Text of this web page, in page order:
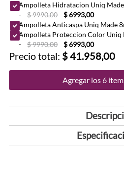
Ampolleta Hidratacion Uniq
-
$ 9990,00
$ 6993,00
Ampolleta Anticaspa Uniq Made
Ampolleta Proteccion Color Uniq
-
$ 9990,00 $ 6993,00
Precio total: $ 41.958,00
Agregar los 6